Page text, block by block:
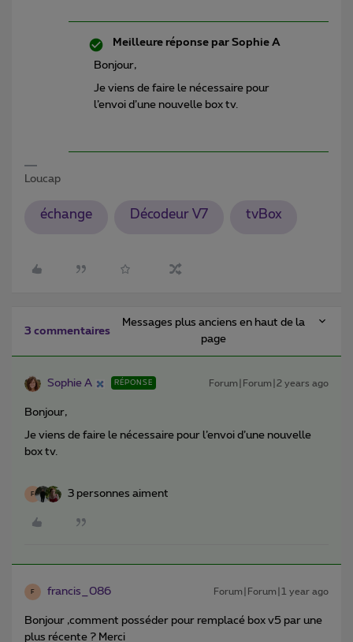
Meilleure réponse par Sophie A
Bonjour,
Je viens de faire le nécessaire pour
l’envoi d’une nouvelle box tv.
Loucap
échange Décodeur V7 tvBox
3 commentaires
Messages plus anciens en haut de la
page
Sophie A RÉPONSE Forum|Forum|2 years ago
Bonjour,
Je viens de faire le nécessaire pour l’envoi d’une nouvelle
box tv.
F 3 personnes aiment
F francis_086 Forum|Forum|1 year ago
Bonjour ,comment posséder pour remplacé box v5 par une
plus récente ? Merci